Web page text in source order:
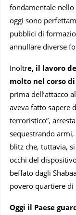
fondamentale nello
oggi sono
pubblici di
annullare diverse
Inoltre, il lavoro
molto nel corso
prima dell’attacco
aveva fatto sapere
terroristico”,
sequestrando
blitz che, tuttavia,
occhi del
beffato dagli
povero quartiere di
Oggi il Paese